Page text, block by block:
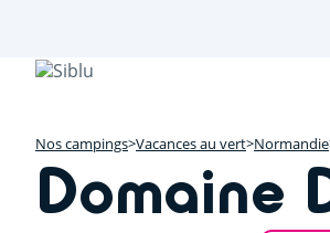
contenu
principal
Nos campings Vacances au vert Normandie
Domaine